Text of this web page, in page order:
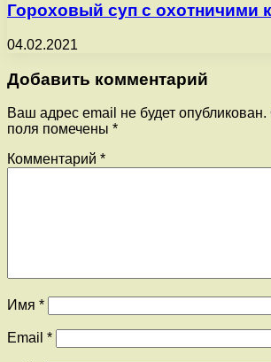
Гороховый суп с охотничими
04.02.2021
Добавить комментарий
Ваш адрес email не будет опубликован.
поля помечены *
Комментарий *
Имя *
Email *